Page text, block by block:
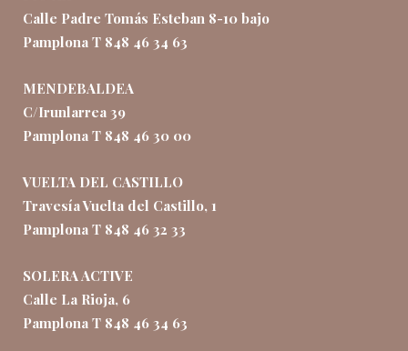
Calle Padre Tomás Esteban 8-10 bajo
Pamplona T 848 46 34 63
MENDEBALDEA
C/Irunlarrea 39
Pamplona T 848 46 30 00
VUELTA DEL CASTILLO
Travesía Vuelta del Castillo, 1
Pamplona T 848 46 32 33
SOLERA ACTIVE
Calle La Rioja, 6
Pamplona T 848 46 34 63